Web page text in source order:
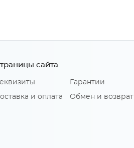
сайта
и оплата
Гарантии
Обмен и возврат